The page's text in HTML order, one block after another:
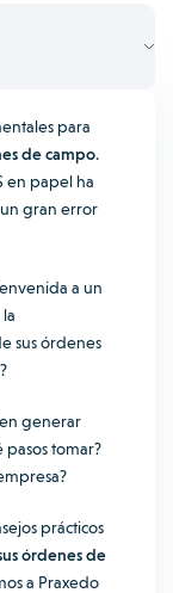
para
de campo.
en papel ha
gran error
a un
sus órdenes
generar
tomar?
prácticos
órdenes de
a Praxedo